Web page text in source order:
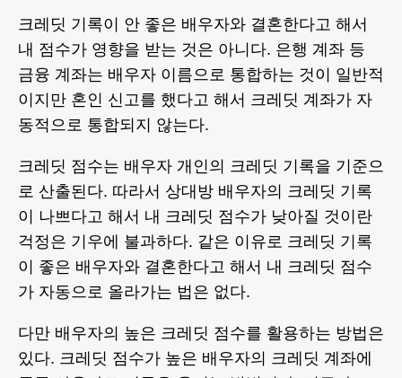
크레딧 기록이 안 좋은 배우자와 결혼한다고 해서
내 점수가 영향을 받는 것은 아니다. 은행 계좌 등
금융 계좌는 배우자 이름으로 통합하는 것이 일반적
이지만 혼인 신고를 했다고 해서 크레딧 계좌가 자
동적으로 통합되지 않는다.
크레딧 점수는 배우자 개인의 크레딧 기록을 기준으
로 산출된다. 따라서 상대방 배우자의 크레딧 기록
이 나쁘다고 해서 내 크레딧 점수가 낮아질 것이란
걱정은 기우에 불과하다. 같은 이유로 크레딧 기록
이 좋은 배우자와 결혼한다고 해서 내 크레딧 점수
가 자동으로 올라가는 법은 없다.
다만 배우자의 높은 크레딧 점수를 활용하는 방법은
있다. 크레딧 점수가 높은 배우자의 크레딧 계좌에